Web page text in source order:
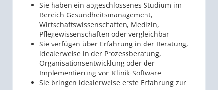
Sie haben ein abgeschlossenes Studium im
Bereich Gesundheitsmanagement,
Wirtschaftswissenschaften, Medizin,
Pflegewissenschaften oder vergleichbar
Sie verfügen über Erfahrung in der Beratung,
idealerweise in der Prozessberatung,
Organisationsentwicklung oder der
Implementierung von Klinik-Software
Sie bringen idealerweise erste Erfahrung zur